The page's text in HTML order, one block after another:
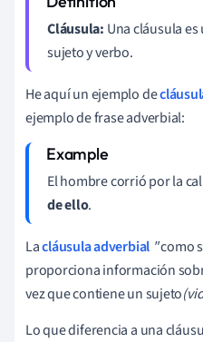
Cláusula: Una cláusula
sujeto y verbo.
He aquí un ejemplo de
ejemplo de frase adverbial:
El hombre corrió por la
de ello.
Lacláusula adverbial "como
proporciona información
vez que contiene un sujeto
Lo que diferencia a una